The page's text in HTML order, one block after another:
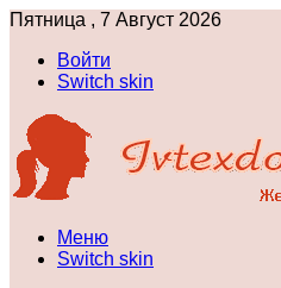
Пятница , 7 Август 2026
Войти
Switch skin
Меню
Switch skin